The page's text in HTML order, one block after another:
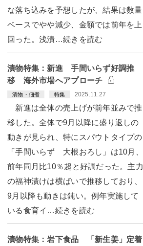
な落ち込みを予想したが、結果は数量
ベースでやや減少、金額では前年を上
回った。浅漬…続きを読む
漬物特集：新進 手間いらず好調推
移 海外市場へアプローチ
漬物・佃煮 特集 2025.11.27
新進は全体の売上げが前年並みで推
移した。全体で9月以降に盛り返しの
動きが見られ、特にスパウトタイプの
「手間いらず 大根おろし」は10月、
前年同月比10％超と好調だった。主力
の福神漬けは横ばいで推移しており、
9月以降も動きは鈍い。例年実施して
いる食育イ…続きを読む
漬物特集：岩下食品 「新生姜」定着